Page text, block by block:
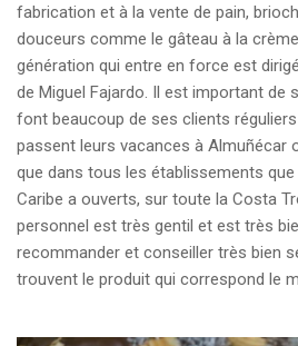
fabrication et à la vente de pain,
douceurs comme le gâteau à la
génération qui entre en force est
de Miguel Fajardo. Il est important de
font beaucoup de ses clients
passent leurs vacances à Almuñécar
que dans tous les établissements
Caribe a ouverts, sur toute la Costa
personnel est très gentil et est très
recommander et conseiller très bien
trouvent le produit qui correspond le